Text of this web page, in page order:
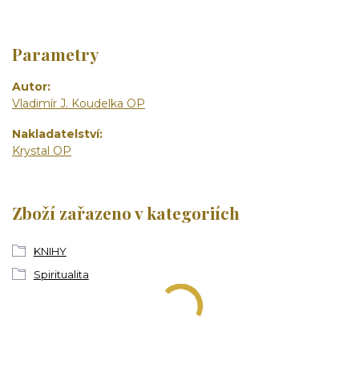
Parametry
Autor
Vladimír J. Koudelka OP
Nakladatelství
Krystal OP
Zboží zařazeno v kategoriích
KNIHY
Spiritualita